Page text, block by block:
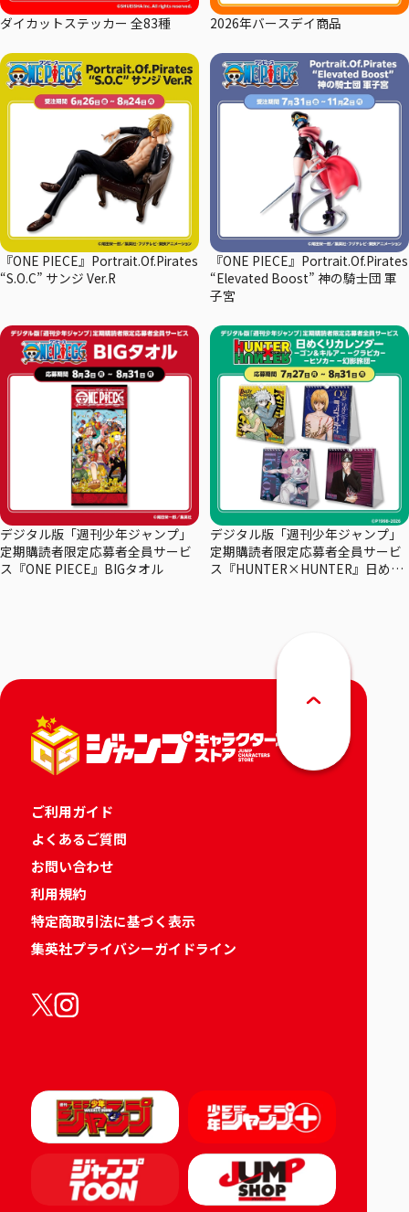
ダイカットステッカー 全83種 2026年バースデイ商品
『ONE PIECE』Portrait.Of.Pirates
“S.O.C” サンジ Ver.R
『ONE PIECE』Portrait.Of.Pirates
“Elevated Boost” 神の騎士団 軍
子宮
デジタル版「週刊少年ジャンプ」
定期購読者限定応募者全員サービ
ス『ONE PIECE』BIGタオル
デジタル版「週刊少年ジャンプ」
定期購読者限定応募者全員サービ
ス『HUNTER×HUNTER』日めく
ご利用ガイド
よくあるご質問
お問い合わせ
利用規約
特定商取引法に基づく表示
集英社プライバシーガイドライン